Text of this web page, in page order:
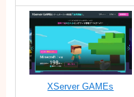
XServer GAMEs